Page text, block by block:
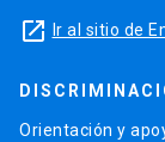
launch Ir al sitio de
Orientación y